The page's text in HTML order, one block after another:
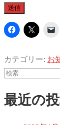
カテゴリー: お
検
最近の